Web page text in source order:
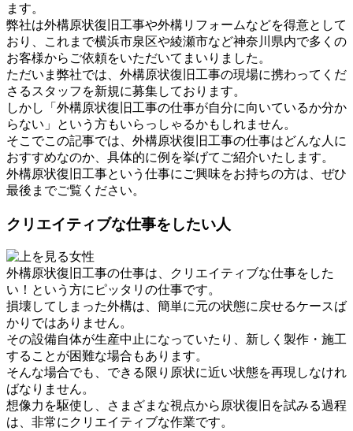
ます。
弊社は外構原状復旧工事や外構リフォームなどを得意として
おり、これまで横浜市泉区や綾瀬市など神奈川県内で多くの
お客様からご依頼をいただいてまいりました。
ただいま弊社では、外構原状復旧工事の現場に携わってくだ
さるスタッフを新規に募集しております。
しかし「外構原状復旧工事の仕事が自分に向いているか分か
らない」という方もいらっしゃるかもしれません。
そこでこの記事では、外構原状復旧工事の仕事はどんな人に
おすすめなのか、具体的に例を挙げてご紹介いたします。
外構原状復旧工事という仕事にご興味をお持ちの方は、ぜひ
最後までご覧ください。
クリエイティブな仕事をしたい人
外構原状復旧工事の仕事は、クリエイティブな仕事をした
い！という方にピッタリの仕事です。
損壊してしまった外構は、簡単に元の状態に戻せるケースば
かりではありません。
その設備自体が生産中止になっていたり、新しく製作・施工
することが困難な場合もあります。
そんな場合でも、できる限り原状に近い状態を再現しなけれ
ばなりません。
想像力を駆使し、さまざまな視点から原状復旧を試みる過程
は、非常にクリエイティブな作業です。